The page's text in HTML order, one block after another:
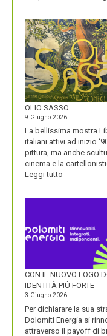
OLIO SASSO
9 Giugno 2026
La bellissima mostra
italiani attivi ad inizio
pittura, ma anche
cinema e la
Leggi tutto
SASSO
CON IL NUOVO LOGO
IDENTITÀ PIÚ FORTE
3 Giugno 2026
Per dichiarare la sua
Dolomiti Energia si
attraverso il payoff di